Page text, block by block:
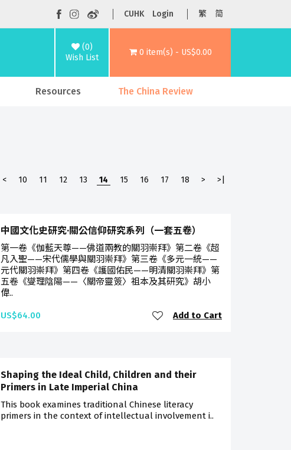
CUHK Login 繁 简
(0)
Wish List
0 item(s) - US$0.00
Resources The China Review
< 10 11 12 13 14 15 16 17 18 > >|
中國文化史研究·關公信仰研究系列（一套五卷）
第一卷《伽藍天尊——佛道兩教的關羽崇拜》第二卷《超
凡入聖——宋代儒學與關羽崇拜》第三卷《多元一統——
元代關羽崇拜》第四卷《護國佑民——明清關羽崇拜》第
五卷《燮理陰陽——〈關帝靈簽〉祖本及其研究》胡小
偉..
US$64.00 Add to Cart
Shaping the Ideal Child, Children and their
Primers in Late Imperial China
This book examines traditional Chinese literacy
primers in the context of intellectual involvement i..